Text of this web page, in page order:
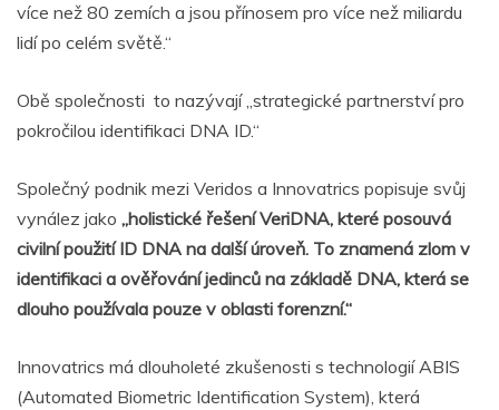
více než 80 zemích a jsou přínosem pro více než miliardu
lidí po celém světě.“
Obě společnosti to nazývají „strategické partnerství pro
pokročilou identifikaci DNA ID.“
Společný podnik mezi Veridos a Innovatrics popisuje svůj
vynález jako „holistické řešení VeriDNA, které posouvá
civilní použití ID DNA na další úroveň. To znamená zlom v
identifikaci a ověřování jedinců na základě DNA, která se
dlouho používala pouze v oblasti forenzní.“
Innovatrics má dlouholeté zkušenosti s technologií ABIS
(Automated Biometric Identification System), která